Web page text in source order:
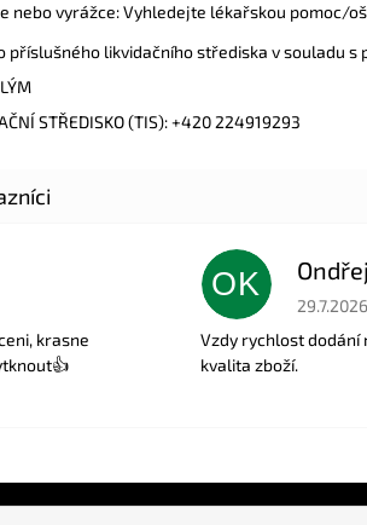
nebo vyrážce: Vyhledejte lékařskou pomoc/
likvidačního střediska v souladu s
STŘEDISKO (TIS): +420 224919293
je 5 z 5 hvězdiček.
krasne
OK
29.7.2026
Vzdy rychlost dodání
kvalita zboží.